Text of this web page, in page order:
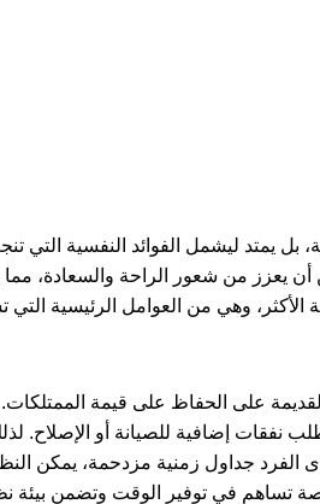
يمتد ليشمل الفوائد النفسية التي
من شعور الراحة والسعادة، مما
الأكثر، وهي من العوامل الرئيسية
على الحفاظ على قيمة
نفقات إضافية للصيانة أو الإصلاح.
جداول زمنية مزدحمة، يمكن النظر
في توفير الوقت وتضمن بيئة